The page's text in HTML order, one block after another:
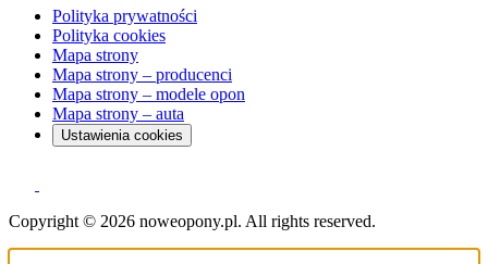
Polityka prywatności
Polityka cookies
Mapa strony
Mapa strony – producenci
Mapa strony – modele opon
Mapa strony – auta
Ustawienia cookies
Copyright © 2026 noweopony.pl. All rights reserved.